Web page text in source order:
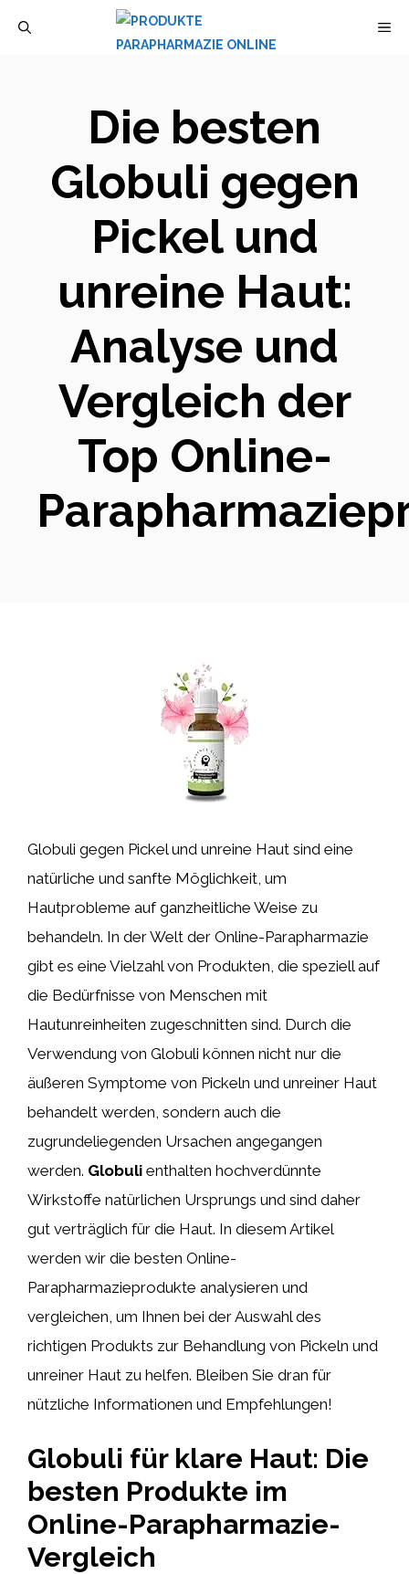
Die besten
Globuli gegen
Pickel und
unreine Haut:
Analyse und
Vergleich der
Top Online-
Globuli gegen Pickel und unreine Haut sind eine
natürliche und sanfte Möglichkeit, um
Hautprobleme auf ganzheitliche Weise zu
behandeln. In der Welt der Online-Parapharmazie
gibt es eine Vielzahl von Produkten, die speziell auf
die Bedürfnisse von Menschen mit
Hautunreinheiten zugeschnitten sind. Durch die
Verwendung von Globuli können nicht nur die
äußeren Symptome von Pickeln und unreiner Haut
behandelt werden, sondern auch die
zugrundeliegenden Ursachen angegangen
werden. Globuli enthalten hochverdünnte
Wirkstoffe natürlichen Ursprungs und sind daher
gut verträglich für die Haut. In diesem Artikel
werden wir die besten Online-
Parapharmazieprodukte analysieren und
vergleichen, um Ihnen bei der Auswahl des
richtigen Produkts zur Behandlung von Pickeln und
unreiner Haut zu helfen. Bleiben Sie dran für
nützliche Informationen und Empfehlungen!
Globuli für klare Haut: Die
besten Produkte im
Online-Parapharmazie-
Vergleich